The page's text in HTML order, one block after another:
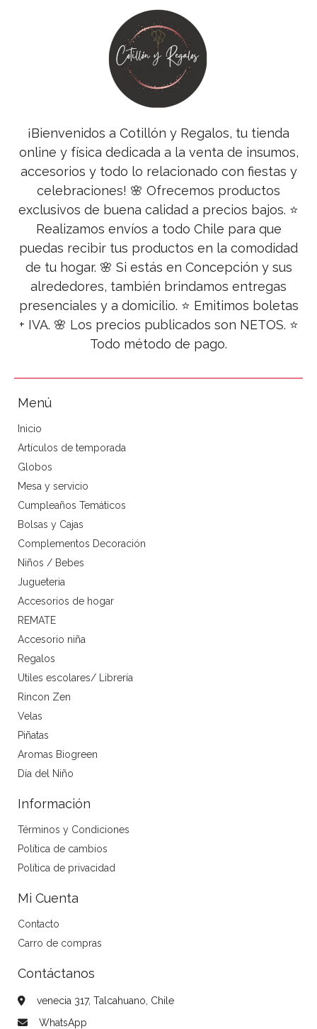
¡Bienvenidos a Cotillón y Regalos, tu tienda
online y física dedicada a la venta de insumos,
accesorios y todo lo relacionado con fiestas y
celebraciones! 🌸 Ofrecemos productos
exclusivos de buena calidad a precios bajos. ⭐
Realizamos envíos a todo Chile para que
puedas recibir tus productos en la comodidad
de tu hogar. 🌸 Si estás en Concepción y sus
alrededores, también brindamos entregas
presenciales y a domicilio. ⭐ Emitimos boletas
+ IVA. 🌸 Los precios publicados son NETOS. ⭐
Todo método de pago.
Menú
Inicio
Artículos de temporada
Globos
Mesa y servicio
Cumpleaños Temáticos
Bolsas y Cajas
Complementos Decoración
Niños / Bebes
Jugueteria
Accesorios de hogar
REMATE
Accesorio niña
Regalos
Utiles escolares/ Librería
Rincon Zen
Velas
Piñatas
Aromas Biogreen
Día del Niño
Información
Términos y Condiciones
Política de cambios
Política de privacidad
Mi Cuenta
Contacto
Carro de compras
Contáctanos
venecia 317, Talcahuano, Chile
WhatsApp